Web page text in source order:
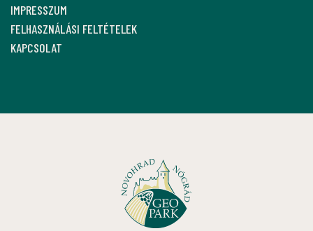
IMPRESSZUM
FELHASZNÁLÁSI FELTÉTELEK
KAPCSOLAT